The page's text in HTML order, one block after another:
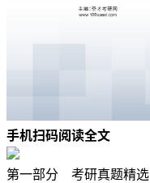
手机扫码阅读全文
第一部分 考研真题精选